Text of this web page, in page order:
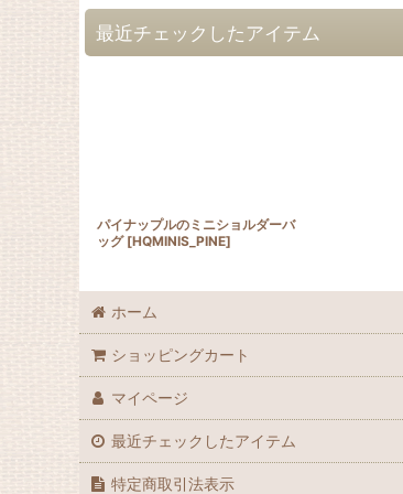
最近チェックしたアイテム
パイナップルのミニショルダーバ
ッグ [HQMINIS_PINE]
ホーム
ショッピングカート
マイページ
最近チェックしたアイテム
特定商取引法表示